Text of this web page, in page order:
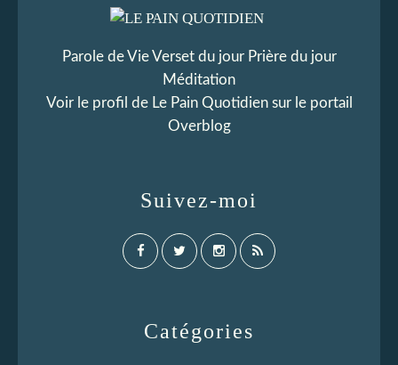
Catégories
Parole de Vie Verset du jour Prière du jour
Méditation
Voir le profil de Le Pain Quotidiensur le portail
Overblog
Suivez-moi